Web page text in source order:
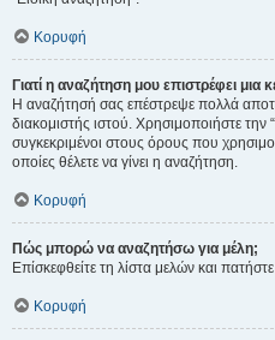
Κορυφή
Γιατί η αναζήτηση μου επιστρέφει μια
Η αναζήτησή σας επέστρεψε πολλά
διακομιστής ιστού. Χρησιμοποιήστε την
συγκεκριμένοι στους όρους που
οποίες θέλετε να γίνει η αναζήτηση.
Κορυφή
Πώς μπορώ να αναζητήσω για μέλη;
Επίσκεφθείτε τη λίστα μελών και
Κορυφή